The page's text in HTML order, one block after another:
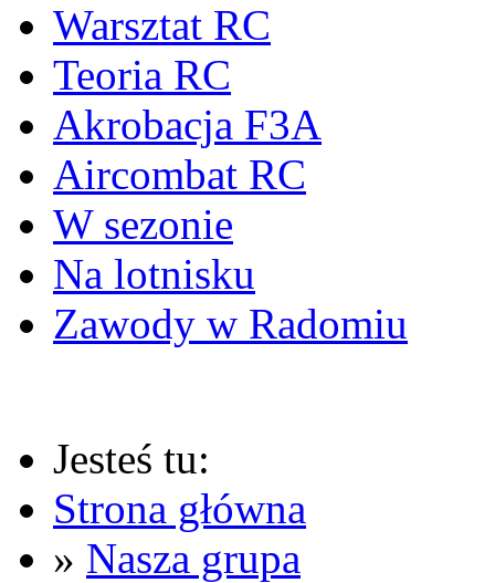
Warsztat RC
Teoria RC
Akrobacja F3A
Aircombat RC
W sezonie
Na lotnisku
Zawody w Radomiu
Jesteś tu:
Strona główna
» Nasza grupa